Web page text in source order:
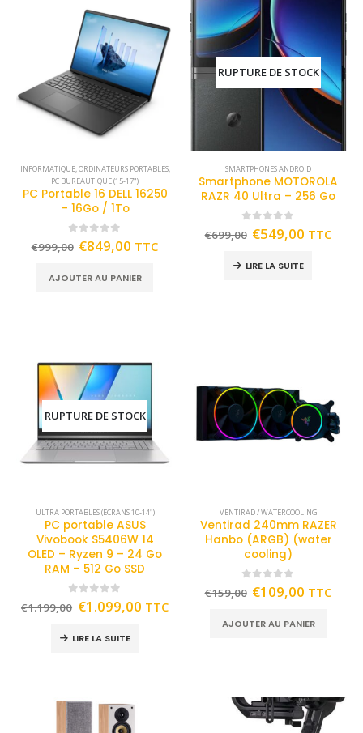
INFORMATIQUE,ORDINATEURS PORTABLES,
PC BUREAUTIQUE (15-17")
PC Portable 16 DELL 16250
– 16Go / 1To
out of 5
€999,00 €849,00 TTC
AJOUTER AU PANIER
RUPTURE DE STOCK
SMARTPHONES ANDROID
Smartphone MOTOROLA
RAZR 40 Ultra – 256 Go
out of 5
€699,00 €549,00 TTC
LIRE LA SUITE
RUPTURE DE STOCK
ULTRA PORTABLES (ECRANS 10-14")
PC portable ASUS
Vivobook S5406W 14
OLED – Ryzen 9 – 24 Go
RAM – 512 Go SSD
out of 5
€1.199,00 €1.099,00 TTC
LIRE LA SUITE
VENTIRAD / WATERCOOLING
Ventirad 240mm RAZER
Hanbo (ARGB) (water
cooling)
out of 5
€159,00 €109,00 TTC
AJOUTER AU PANIER